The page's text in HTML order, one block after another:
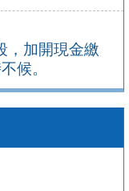
，加開現金繳
候。